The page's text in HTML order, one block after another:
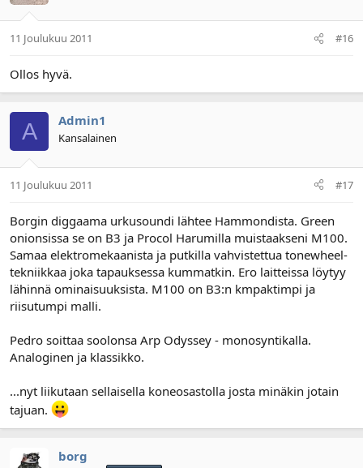
11 Joulukuu 2011 #16
Ollos hyvä.
A Admin1
Kansalainen
11 Joulukuu 2011 #17
Borgin diggaama urkusoundi lähtee Hammondista. Green
onionsissa se on B3 ja Procol Harumilla muistaakseni M100.
Samaa elektromekaanista ja putkilla vahvistettua tonewheel-
tekniikkaa joka tapauksessa kummatkin. Ero laitteissa löytyy
lähinnä ominaisuuksista. M100 on B3:n kmpaktimpi ja
riisutumpi malli.
Pedro soittaa soolonsa Arp Odyssey - monosyntikalla.
Analoginen ja klassikko.
...nyt liikutaan sellaisella koneosastolla josta minäkin jotain
tajuan.
borg